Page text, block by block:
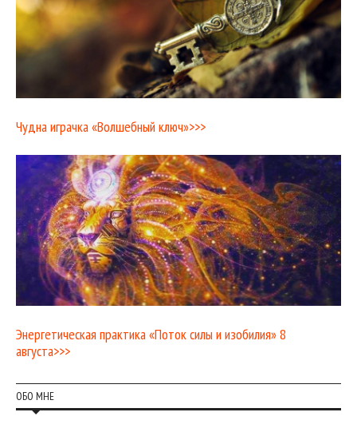
Чудна играчка «Волшебный ключ»>>>
Энергетическая практика «Поток силы и изобилия» 8
августа>>>
ОБО МНЕ